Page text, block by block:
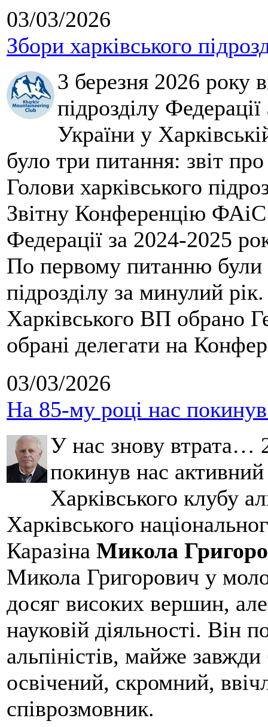
03/03/2026
Збори харківського
3 березня 2026 року
підрозділу
України у
було три питання: звіт
Голови харківського
Звітну Конференцію
Федерації за 2024-2025
По первому питанню були
підрозділу за минулий
Харківського ВП обрано
обрані делегати на
03/03/2026
На 85-му році нас
У нас знову втрата…
покинув нас
Харківського клубу
Харківського
Каразіна Микола
Микола Григорович у
досяг високих вершин,
науковій діяльності. Він
альпіністів, майже
освічений, скромний,
співрозмовник.